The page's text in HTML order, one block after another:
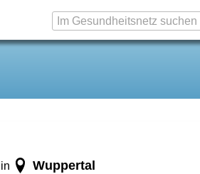
in Wuppertal